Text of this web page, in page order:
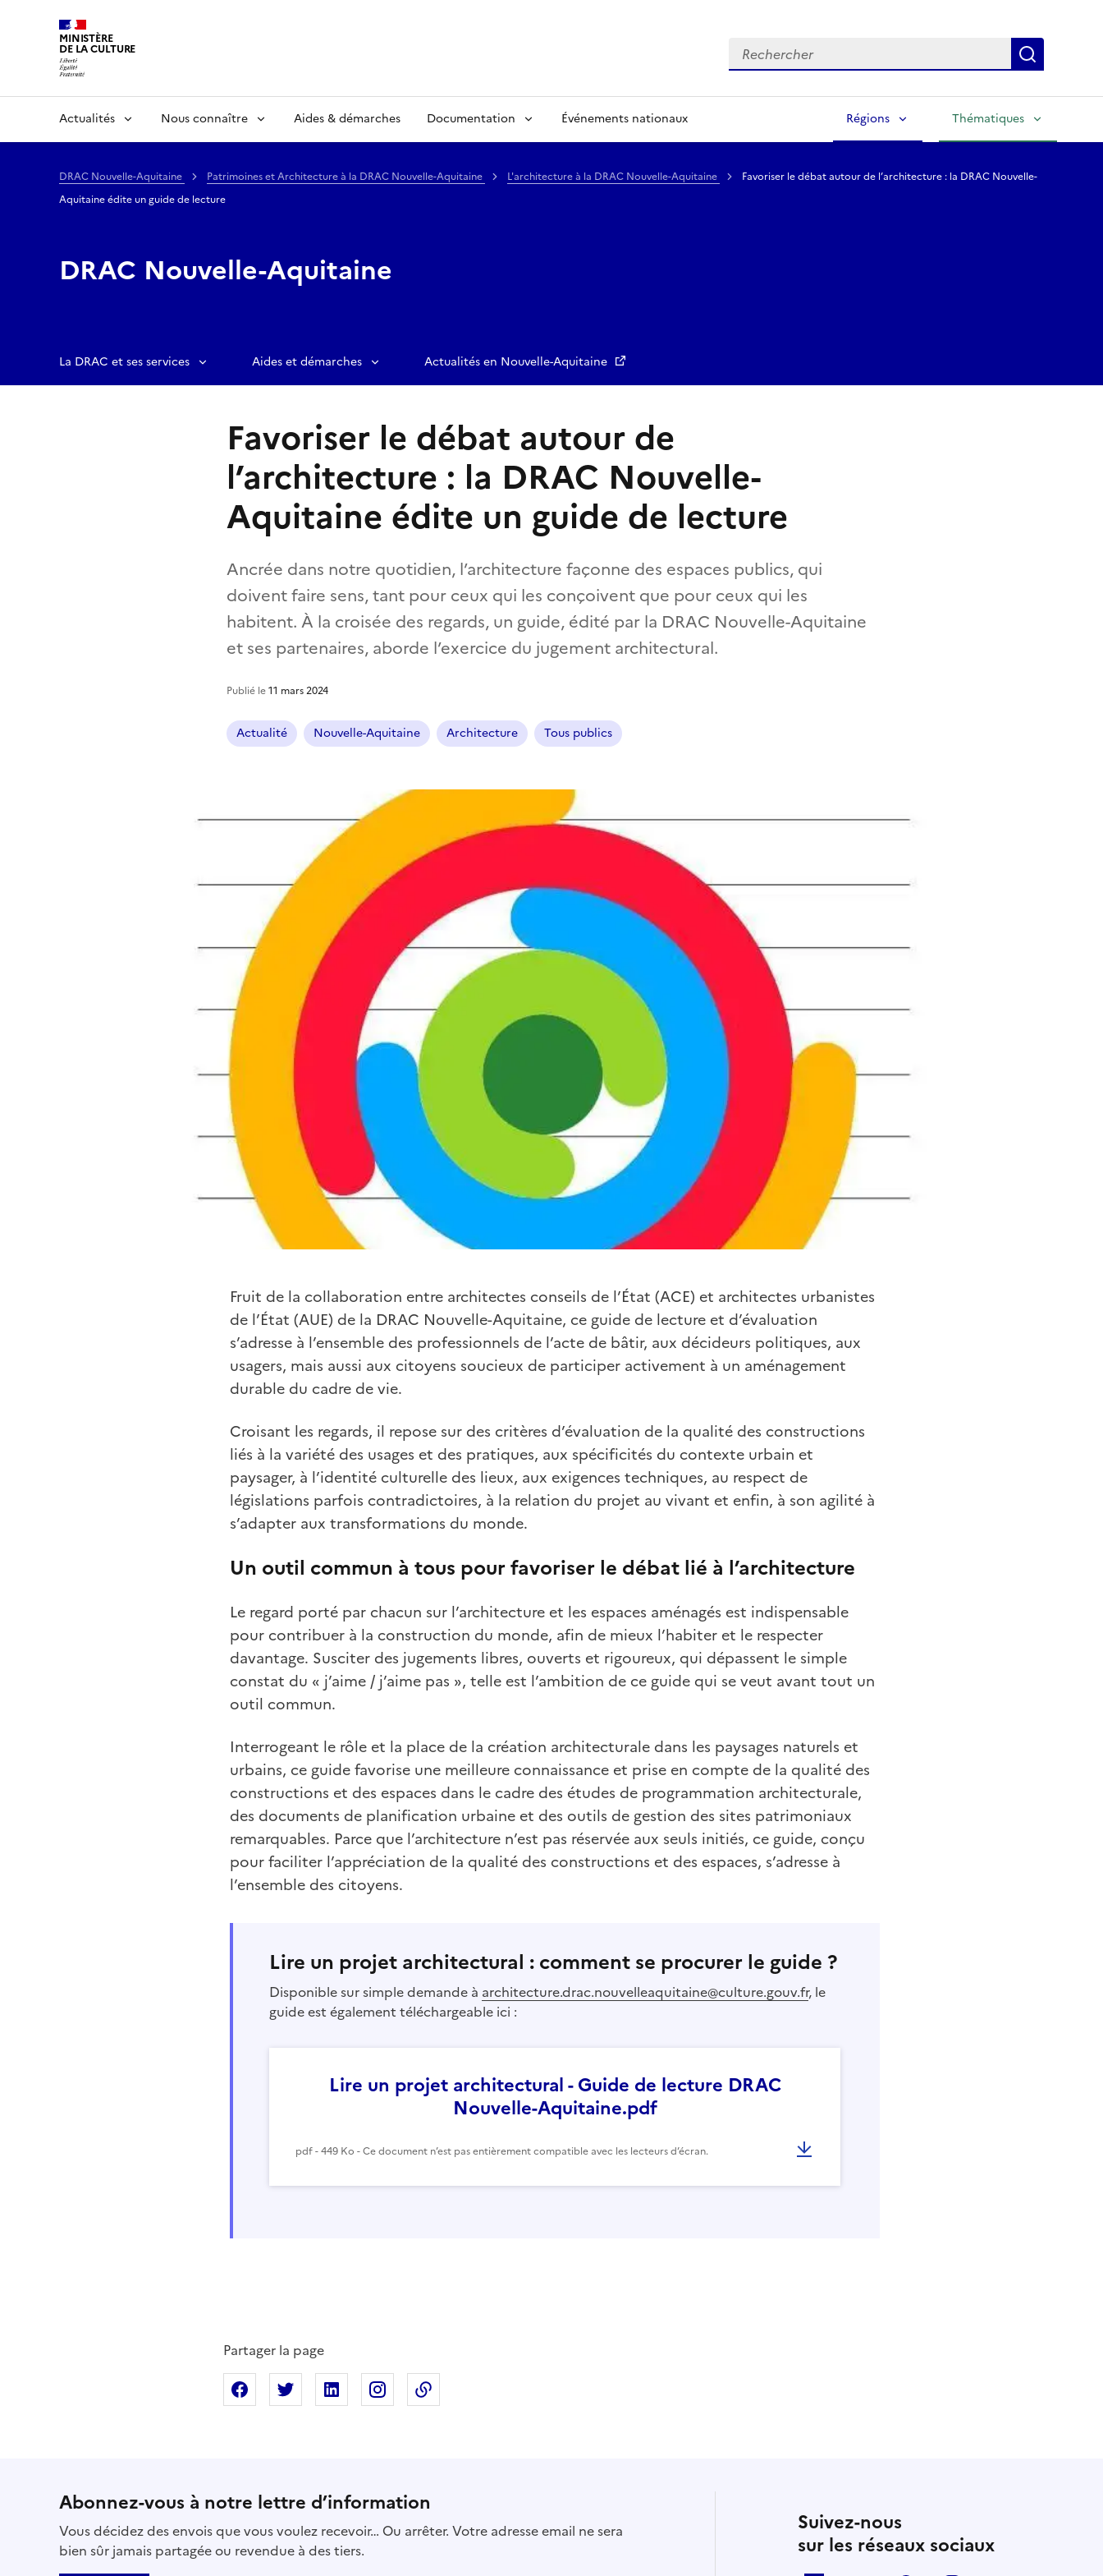
MINISTÈRE
DE LA CULTURE Rechercher
Actualités Nous connaître Aides & démarches Documentation Événements nationaux Régions Thématiques
DRAC Nouvelle-Aquitaine Patrimoines et Architecture à la DRAC Nouvelle-Aquitaine L'architecture à la DRAC Nouvelle-Aquitaine
Favoriser le débat autour de l’architecture : la DRAC Nouvelle-
Aquitaine édite un guide de lecture
DRAC Nouvelle-Aquitaine
La DRAC et ses services Aides et démarches Actualités en Nouvelle-Aquitaine
Favoriser le débat autour de
l’architecture : la DRAC Nouvelle-
Aquitaine édite un guide de lecture
Ancrée dans notre quotidien, l’architecture façonne des espaces publics, qui
doivent faire sens, tant pour ceux qui les conçoivent que pour ceux qui les
habitent. À la croisée des regards, un guide, édité par la DRAC Nouvelle-Aquitaine
et ses partenaires, aborde l’exercice du jugement architectural.
Publié le11 mars 2024
Actualité Nouvelle-Aquitaine Architecture Tous publics
Fruit de la collaboration entre architectes conseils de l’État (ACE) et architectes urbanistes
de l’État (AUE) de la DRAC Nouvelle-Aquitaine, ce guide de lecture et d’évaluation
s’adresse à l’ensemble des professionnels de l’acte de bâtir, aux décideurs politiques, aux
usagers, mais aussi aux citoyens soucieux de participer activement à un aménagement
durable du cadre de vie.
Croisant les regards, il repose sur des critères d’évaluation de la qualité des constructions
liés à la variété des usages et des pratiques, aux spécificités du contexte urbain et
paysager, à l’identité culturelle des lieux, aux exigences techniques, au respect de
législations parfois contradictoires, à la relation du projet au vivant et enfin, à son agilité à
s’adapter aux transformations du monde.
Un outil commun à tous pour favoriser le débat lié à l’architecture
Le regard porté par chacun sur l’architecture et les espaces aménagés est indispensable
pour contribuer à la construction du monde, afin de mieux l’habiter et le respecter
davantage. Susciter des jugements libres, ouverts et rigoureux, qui dépassent le simple
constat du « j’aime / j’aime pas », telle est l’ambition de ce guide qui se veut avant tout un
outil commun.
Interrogeant le rôle et la place de la création architecturale dans les paysages naturels et
urbains, ce guide favorise une meilleure connaissance et prise en compte de la qualité des
constructions et des espaces dans le cadre des études de programmation architecturale,
des documents de planification urbaine et des outils de gestion des sites patrimoniaux
remarquables. Parce que l’architecture n’est pas réservée aux seuls initiés, ce guide, conçu
pour faciliter l’appréciation de la qualité des constructions et des espaces, s’adresse à
l’ensemble des citoyens.
Lire un projet architectural : comment se procurer le guide?
Disponible sur simple demande à architecture.drac.nouvelleaquitaine@culture.gouv.fr, le
guide est également téléchargeable ici :
Lire un projet architectural - Guide de lecture DRAC
Nouvelle-Aquitaine.pdf
pdf - 449 Ko - Ce document n’est pas entièrement compatible avec les lecteurs d’écran.
Partager la page
Partager sur Facebook
Partager sur XPartager sur Linkedin
Partager sur Instagram
Abonnez-vous à notre lettre d’information
Vous décidez des envois que vous voulez recevoir… Ou arrêter. Votre adresse email ne sera
bien sûr jamais partagée ou revendue à des tiers.
Suivez-nous
sur les réseaux sociaux